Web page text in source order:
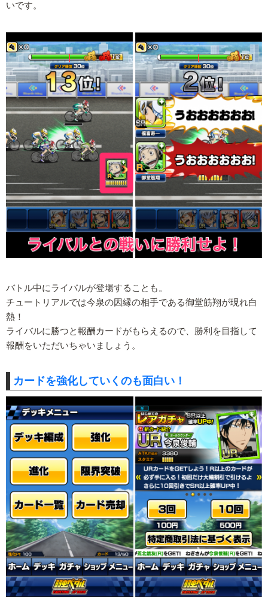
いです。
バトル中にライバルが登場することも。
チュートリアルでは今泉の因縁の相手である御堂筋翔が現れ白
熱！
ライバルに勝つと報酬カードがもらえるので、勝利を目指して
報酬をいただいちゃいましょう。
カードを強化していくのも面白い！